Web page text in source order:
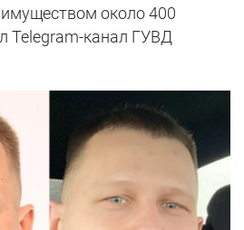
около 400
Telegram-канал ГУВД